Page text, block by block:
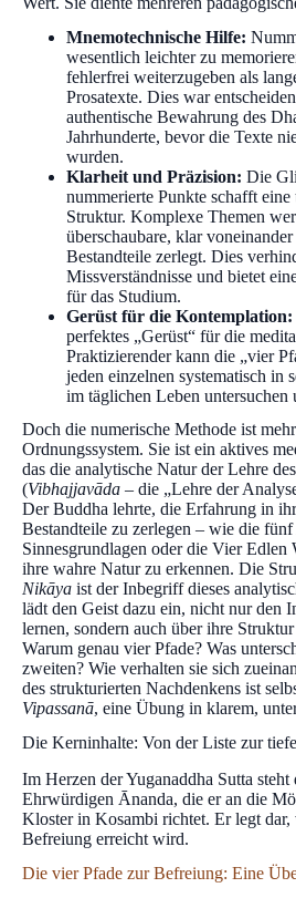
Mnemotechnische Hilfe:
wesentlich leichter zu
fehlerfrei weiterzugeben als
Prosatexte. Dies war
authentische Bewahrung des
Jahrhunderte, bevor die Texte
wurden.
Klarheit und Präzision: Die
nummerierte Punkte schafft
Struktur. Komplexe Themen
überschaubare, klar
Bestandteile zerlegt. Dies
Missverständnisse und bietet
für das Studium.
Gerüst für die Kontemplation:
perfektes „Gerüst“ für die
Praktizierender kann die „vier
jeden einzelnen systematisch in
im täglichen Leben untersuchen
Doch die numerische Methode ist
Ordnungssystem. Sie ist ein aktives
das die analytische Natur der Lehre
(Vibhajjavāda – die „Lehre der
Der Buddha lehrte, die Erfahrung in
Bestandteile zu zerlegen – wie die
Sinnesgrundlagen oder die Vier Edlen
ihre wahre Natur zu erkennen. Die
Nikāya ist der Inbegriff dieses
lädt den Geist dazu ein, nicht nur den
lernen, sondern auch über ihre
Warum genau vier Pfade? Was
zweiten? Wie verhalten sie sich
des strukturierten Nachdenkens ist
Vipassanā, eine Übung in klarem,
Die Kerninhalte: Von der Liste zur
Im Herzen der Yuganaddha Sutta
Ehrwürdigen Ānanda, die er an die
Kloster in Kosambi richtet. Er legt
Befreiung erreicht wird.
Die vier Pfade zur Befreiung: Eine